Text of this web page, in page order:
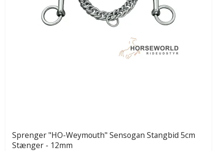
Sprenger "HO-Weymouth" Sensogan Stangbid 5cm
Stænger - 12mm